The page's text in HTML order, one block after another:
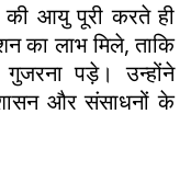
की आयु पूरी करते ही
का लाभ मिले, ताकि
पड़े। उन्होंने
और संसाधनों के